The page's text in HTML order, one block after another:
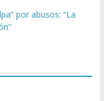
por abusos: “La